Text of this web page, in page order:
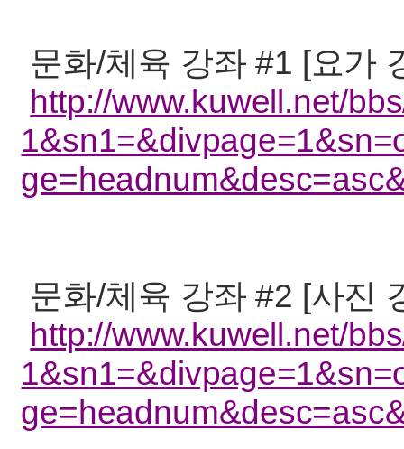
문화/체육 강좌 #1 [요가
http://www.kuwell.net/
문화/체육 강좌 #2 [사진
http://www.kuwell.net/